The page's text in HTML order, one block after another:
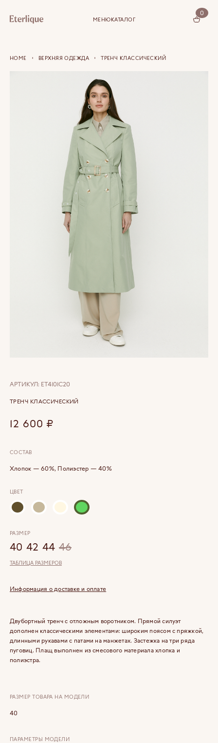
МЕНЮКАТАЛОГ
0
КОРЗИНА (0)
HOME ВЕРХНЯЯ ОДЕЖДА ТРЕНЧ КЛАССИЧЕСКИЙ
Двубортный тренч c отложным воротником. Прямой силуэт
дополнен классическими элементами: широким поясом с пряжкой,
длинными рукавами с патами на манжетах. Застежка на три ряда
пуговиц. Плащ выполнен из смесового материала хлопка и
полиэстра.
РАЗМЕР ТОВАРА НА МОДЕЛИ
40
ПАРАМЕТРЫ МОДЕЛИ
АРТИКУЛ: ET4101C20
ТРЕНЧ КЛАССИЧЕСКИЙ
12 600 ₽
СОСТАВ
Хлопок — 60%, Полиэстер — 40%
ЦВЕТ
РАЗМЕР
40 42 44 46
ТАБЛИЦА РАЗМЕРОВ
Информация о доставке и оплате